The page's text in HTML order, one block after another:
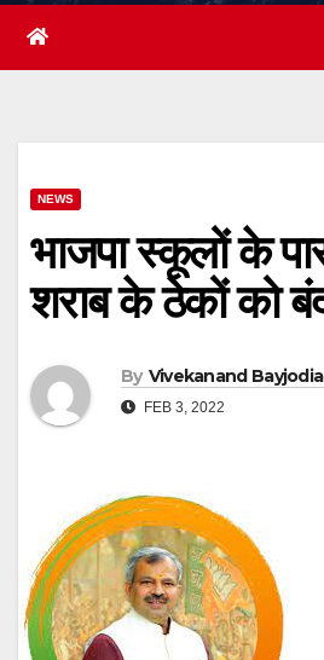
NEWS
भाजपा स्कूलों के
शराब के ठेकों को
By Vivekanand Bayjodia
FEB 3, 2022